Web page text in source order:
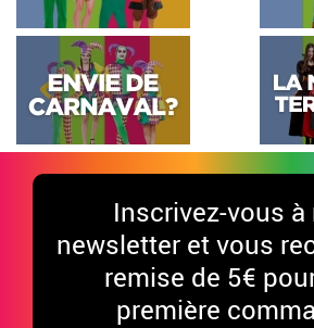
Inscrivez-vous à
newsletter et vous
remise de 5€
première